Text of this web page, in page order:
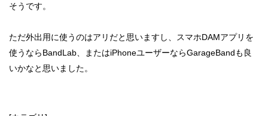
そうです。
ただ外出用に使うのはアリだと思いますし、スマホDAMアプリを
使うならBandLab、またはiPhoneユーザーならGarageBandも良
いかなと思いました。